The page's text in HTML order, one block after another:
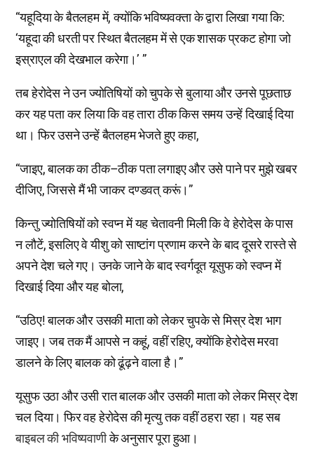
“यहूदिया के बैतलहम में, क्योंकि भविष्यवक्ता के द्वारा लिखा गया कि:
‘यहूदा की धरती पर स्थित बैतलहम में से एक शासक प्रकट होगा जो
इस्राएल की देखभाल करेगा।’ ”
तब हेरोदेस ने उन ज्योतिषियों को चुपके से बुलाया और उनसे पूछताछ
कर यह पता कर लिया कि वह तारा ठीक किस समय उन्हें दिखाई दिया
था। फिर उसने उन्हें बैतलहम भेजते हुए कहा,
“जाइए, बालक का ठीक–ठीक पता लगाइए और उसे पाने पर मुझे खबर
दीजिए, जिससे मैं भी जाकर दण्डवत् करूं।”
किन्तु ज्योतिषियों को स्वप्न में यह चेतावनी मिली कि वे हेरोदेस के पास
न लौटें, इसलिए वे यीशु को साष्टांग प्रणाम करने के बाद दूसरे रास्ते से
अपने देश चले गए। उनके जाने के बाद स्वर्गदूत यूसुफ को स्वप्न में
दिखाई दिया और यह बोला,
“उठिए! बालक और उसकी माता को लेकर चुपके से मिस्र देश भाग
जाइए। जब तक मैं आपसे न कहूं, वहीं रहिए, क्योंकि हेरोदेस मरवा
डालने के लिए बालक को ढूंढ़ने वाला है।”
यूसुफ उठा और उसी रात बालक और उसकी माता को लेकर मिस्र देश
चल दिया। फिर वह हेरोदेस की मृत्यु तक वहीं ठहरा रहा। यह सब
बाइबल की भविष्यवाणीके अनुसार पूरा हुआ।